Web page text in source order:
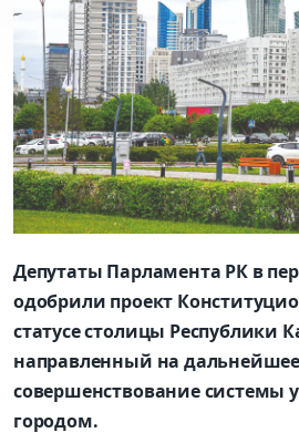
Депутаты Парламента РК в
одобрили проект
статусе столицы Республики
направленный на
совершенствование системы
городом.